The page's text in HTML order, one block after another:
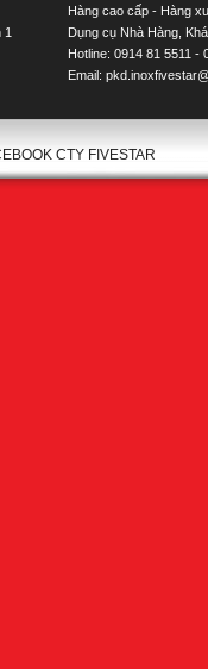
1
Hàng cao cấp - Hàng
Dụng cụ Nhà Hàng,
Hotline: 0914 81 5511 -
Email:
CTY FIVESTAR